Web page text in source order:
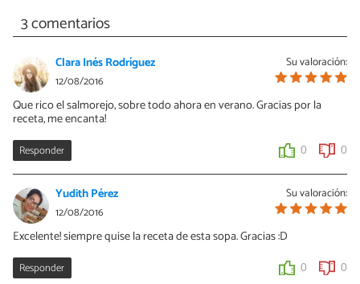
3 comentarios
Su valoración:
Clara Inés Rodríguez
12/08/2016
Que rico el salmorejo, sobre todo ahora en verano. Gracias por la
receta, me encanta!
Responder 0 0
Su valoración:
Yudith Pérez
12/08/2016
Excelente! siempre quise la receta de esta sopa. Gracias :D
Responder 0 0